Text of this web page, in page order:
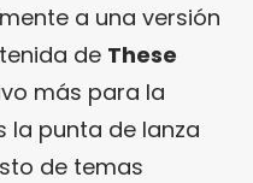
a una versión
de These
más para la
la punta de lanza
de temas